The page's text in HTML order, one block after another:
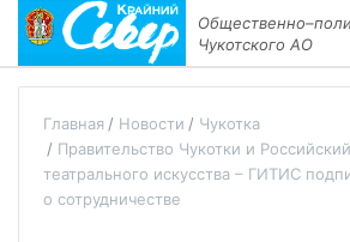
Чукотского АО
Главная Новости
Чукотка
Правительство Чукотки и
театрального искусства – ГИТИС
о сотрудничестве